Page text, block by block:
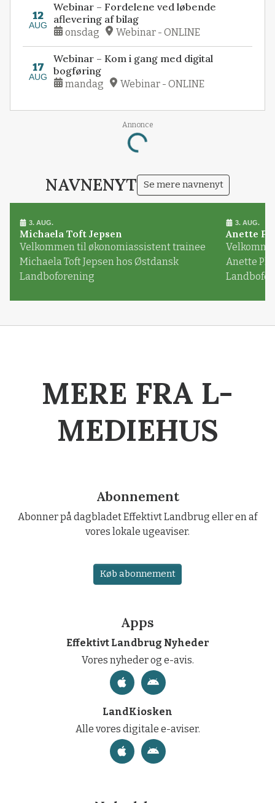
12
AUG
Webinar – Fordelene ved løbende
aflevering af bilag
onsdag Webinar - ONLINE
17
AUG
Webinar – Kom i gang med digital
bogføring
mandag Webinar - ONLINE
Annonce
Loading...
NAVNENYT Se mere navnenyt
3. AUG.
Michaela Toft Jepsen
Velkommen til økonomiassistent trainee
Michaela Toft Jepsen hos Østdansk
Landboforening
3. AUG.
Anette
Anette
MERE FRA L-
MEDIEHUS
Abonnement
Abonner på dagbladet Effektivt Landbrug eller en af
vores lokale ugeaviser.
Køb abonnement
Apps
Effektivt Landbrug Nyheder
Vores nyheder og e-avis.
LandKiosken
Alle vores digitale e-aviser.